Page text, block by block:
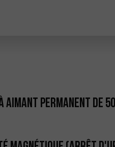
permanent de